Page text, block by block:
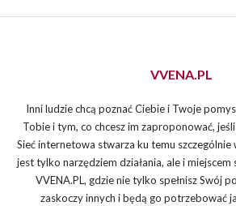
VVENA.PL
Inni ludzie chcą poznać Ciebie i Twoje
Tobie i tym, co chcesz im zaproponować,
Sieć internetowa stwarza ku temu szczególnie
jest tylko narzędziem działania, ale i
VVENA.PL, gdzie nie tylko spełnisz Swój
zaskoczy innych i będą go potrzebować